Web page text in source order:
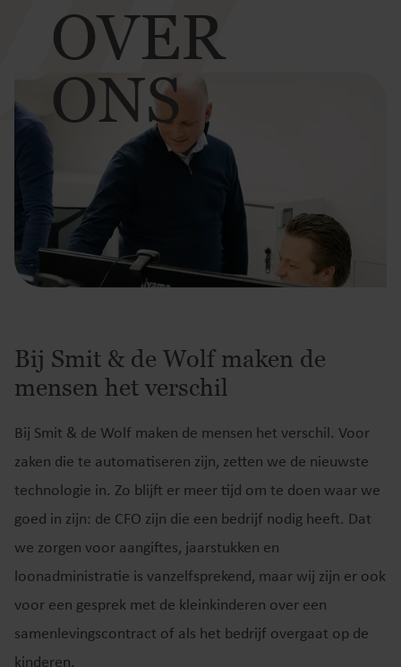
OVER
ONS
Bij Smit & de Wolf maken de
mensen het verschil
Bij Smit & de Wolf maken de mensen het verschil. Voor
zaken die te automatiseren zijn, zetten we de nieuwste
technologie in. Zo blijft er meer tijd om te doen waar we
goed in zijn: de CFO zijn die een bedrijf nodig heeft. Dat
we zorgen voor aangiftes, jaarstukken en
loonadministratie is vanzelfsprekend, maar wij zijn er ook
voor een gesprek met de kleinkinderen over een
samenlevingscontract of als het bedrijf overgaat op de
kinderen.